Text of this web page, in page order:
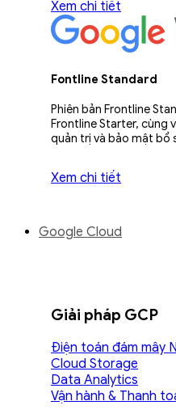
Xem chi tiết
Fontline Standard
Phiên bản Frontline
Frontline Starter, cùng
quản trị và bảo mật bổ
Xem chi tiết
Google Cloud
Giải pháp GCP
Điện toán đám mây
Cloud Storage
Data Analytics
Vận hành & Thanh